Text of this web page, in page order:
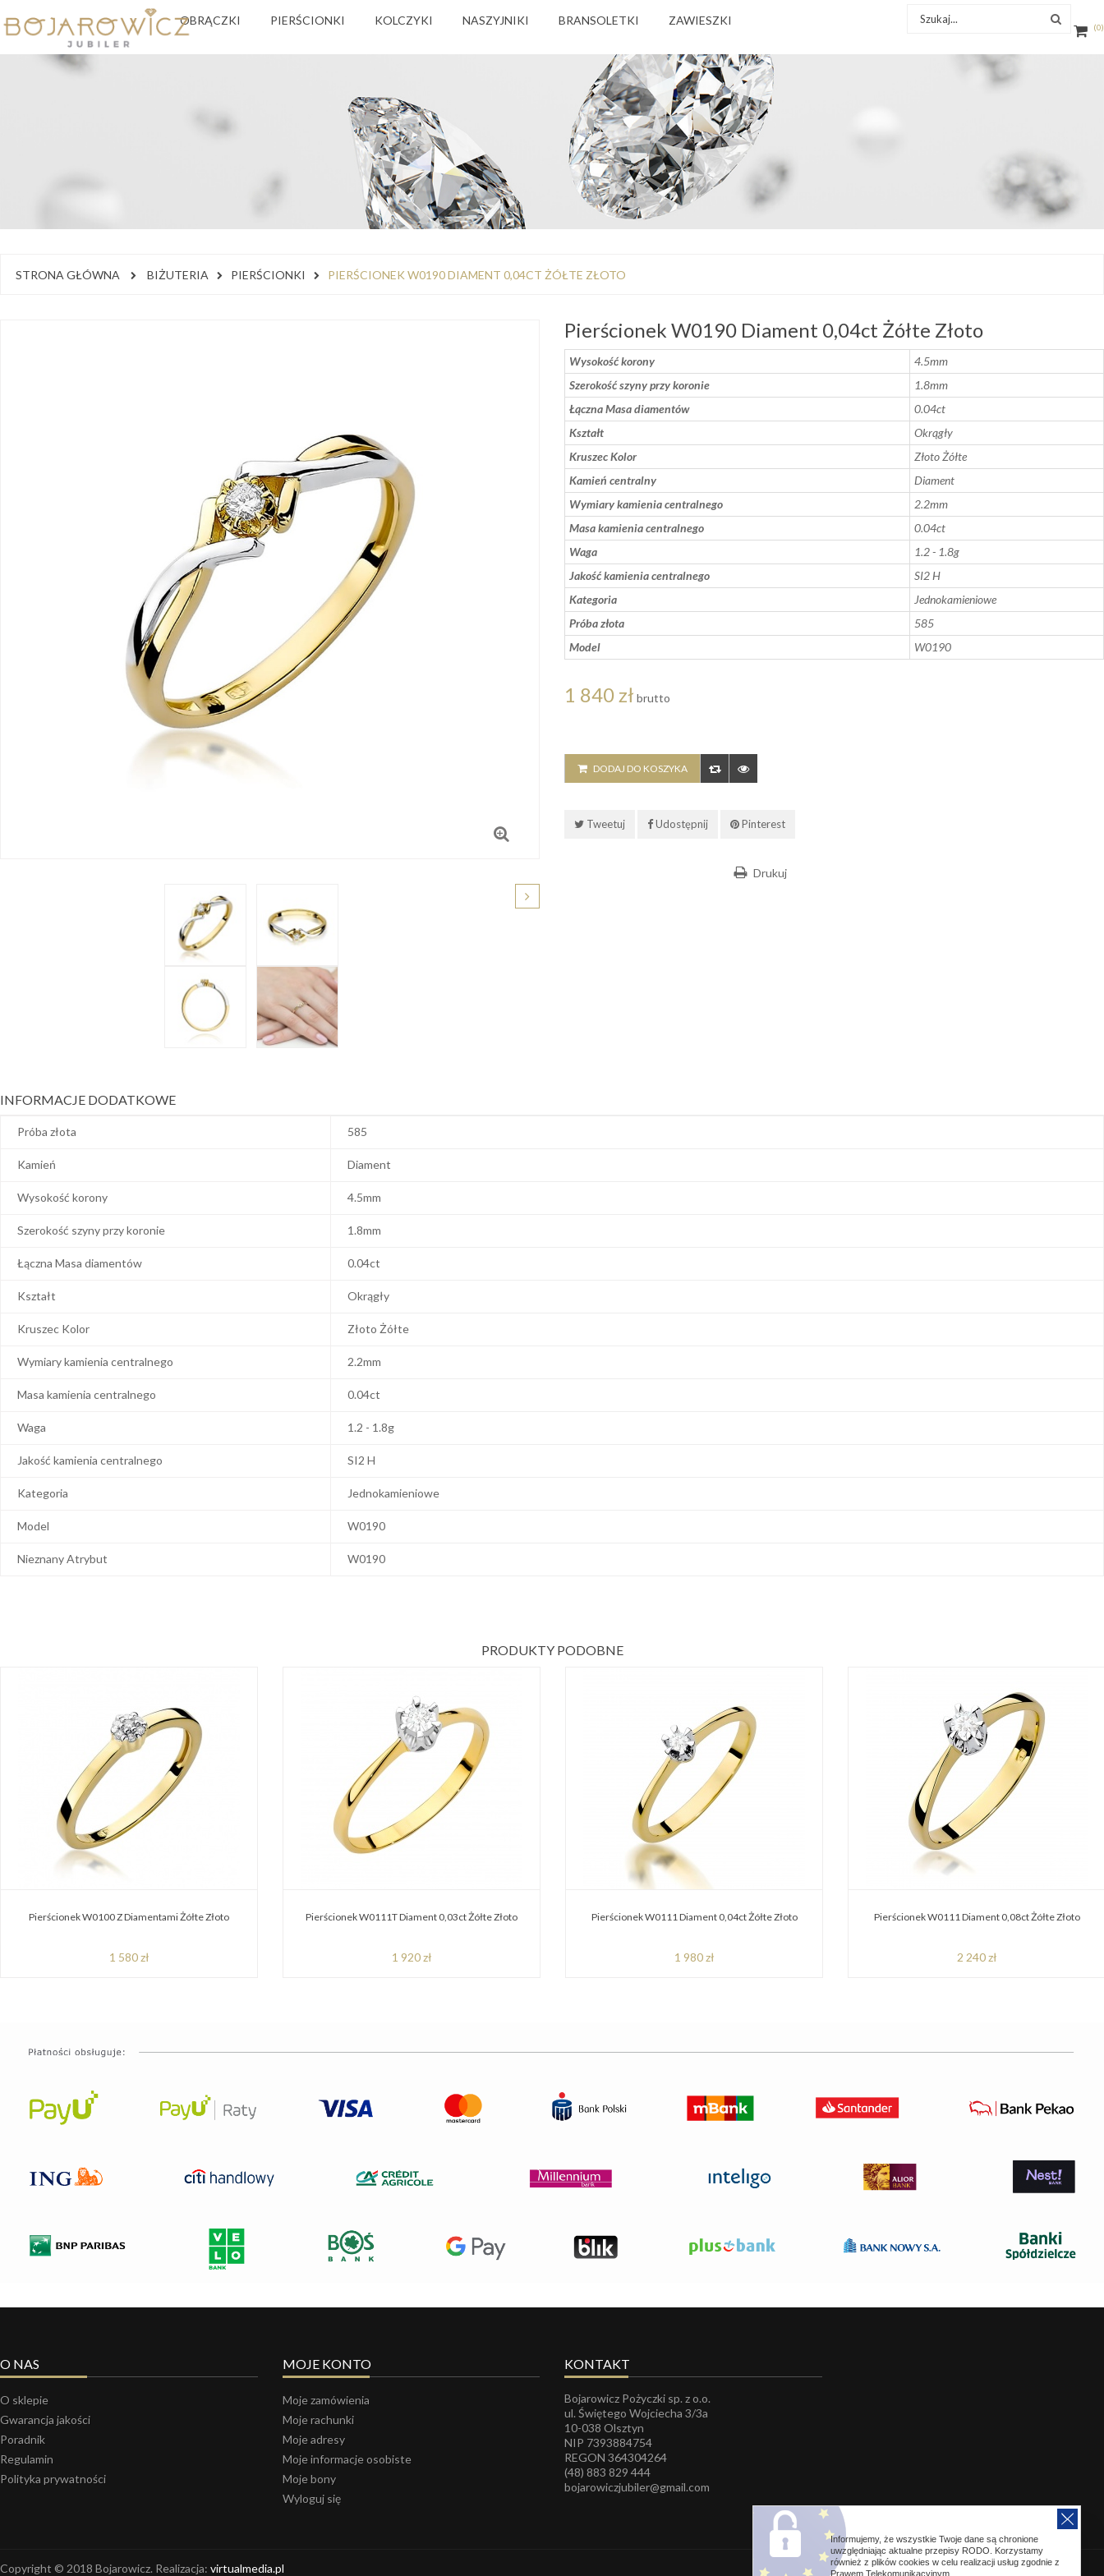
0
OBRĄCZKI PIERŚCIONKI KOLCZYKI NASZYJNIKI BRANSOLETKI ZAWIESZKI
STRONA GŁÓWNA BIŻUTERIA PIERŚCIONKI PIERŚCIONEK W0190 DIAMENT 0,04CT ŻÓŁTE ZŁOTO
Pierścionek W0190 Diament 0,04ct Żółte Złoto
Wysokość korony
4.5mm
Szerokość szyny przy koronie
1.8mm
Łączna Masa diamentów
0.04ct
Kształt
Okrągły
Kruszec Kolor
Złoto Żółte
Kamień centralny
Diament
Wymiary kamienia centralnego
2.2mm
Masa kamienia centralnego
0.04ct
Waga
1.2 - 1.8g
Jakość kamienia centralnego
SI2 H
Kategoria
Jednokamieniowe
Próba złota
585
Model
W0190
1 840 zł brutto
DODAJ DO KOSZYKA
Tweetuj Udostępnij Pinterest
Drukuj
INFORMACJE DODATKOWE
Próba złota 585
Kamień Diament
Wysokość korony 4.5mm
Szerokość szyny przy koronie 1.8mm
Łączna Masa diamentów 0.04ct
Kształt Okrągły
Kruszec Kolor Złoto Żółte
Wymiary kamienia centralnego 2.2mm
Masa kamienia centralnego 0.04ct
Waga 1.2 - 1.8g
Jakość kamienia centralnego SI2 H
Kategoria Jednokamieniowe
Model W0190
Nieznany Atrybut W0190
PRODUKTY PODOBNE
Pierścionek W0100 Z Diamentami Żółte Złoto
1 580 zł
Pierścionek W0111T Diament 0,03ct Żółte Złoto
1 920 zł
Pierścionek W0111 Diament 0,04ct Żółte Złoto
1 980 zł
Pierścionek W0111 Diament 0,08ct Żółte Złoto
2 240 zł
O NAS
O sklepie
Gwarancja jakości
Poradnik
Regulamin
Polityka prywatności
MOJE KONTO
Moje zamówienia
Moje rachunki
Moje adresy
Moje informacje osobiste
Moje bony
Wyloguj się
KONTAKT
Bojarowicz Pożyczki sp. z o.o.
ul. Świętego Wojciecha 3/3a
10-038 Olsztyn
NIP 7393884754
REGON 364304264
(48) 883 829 444
bojarowiczjubiler@gmail.com
Copyright © 2018 Bojarowicz. Realizacja: virtualmedia.pl
Informujemy, że wszystkie Twoje dane są chronione
uwzględniając aktualne przepisy RODO. Korzystamy
również z plików cookies w celu realizacji usług zgodnie z
Prawem Telekomunikacyjnym.